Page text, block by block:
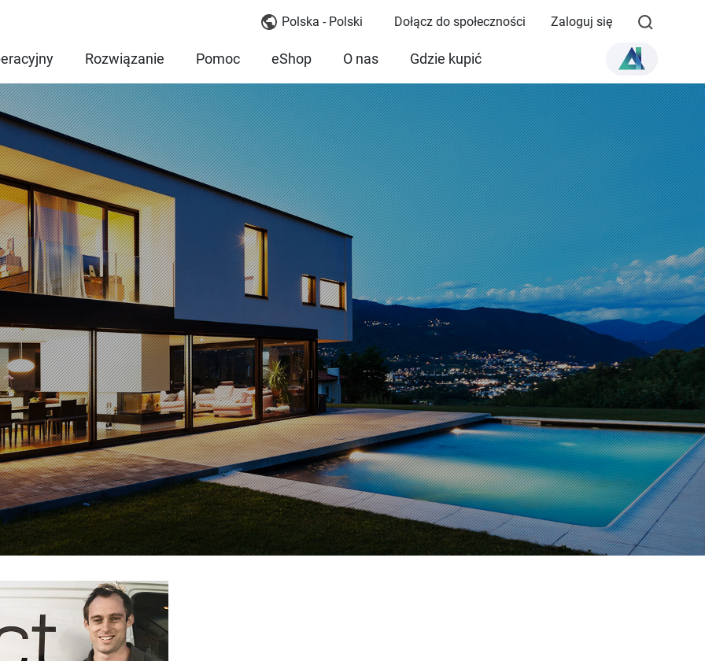
Polska - Polski Dołącz do społeczności Zaloguj się
Rozwiązanie Pomoc eShop O nas Gdzie kupić